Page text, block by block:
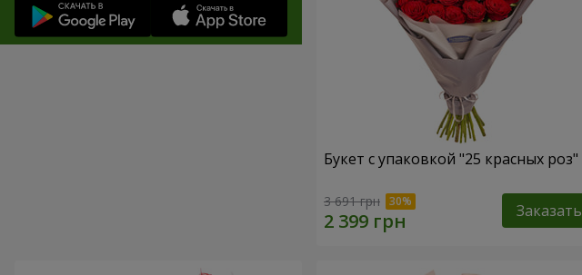
Букет с упаковкой "25 красных роз"
3 691 грн Заказать